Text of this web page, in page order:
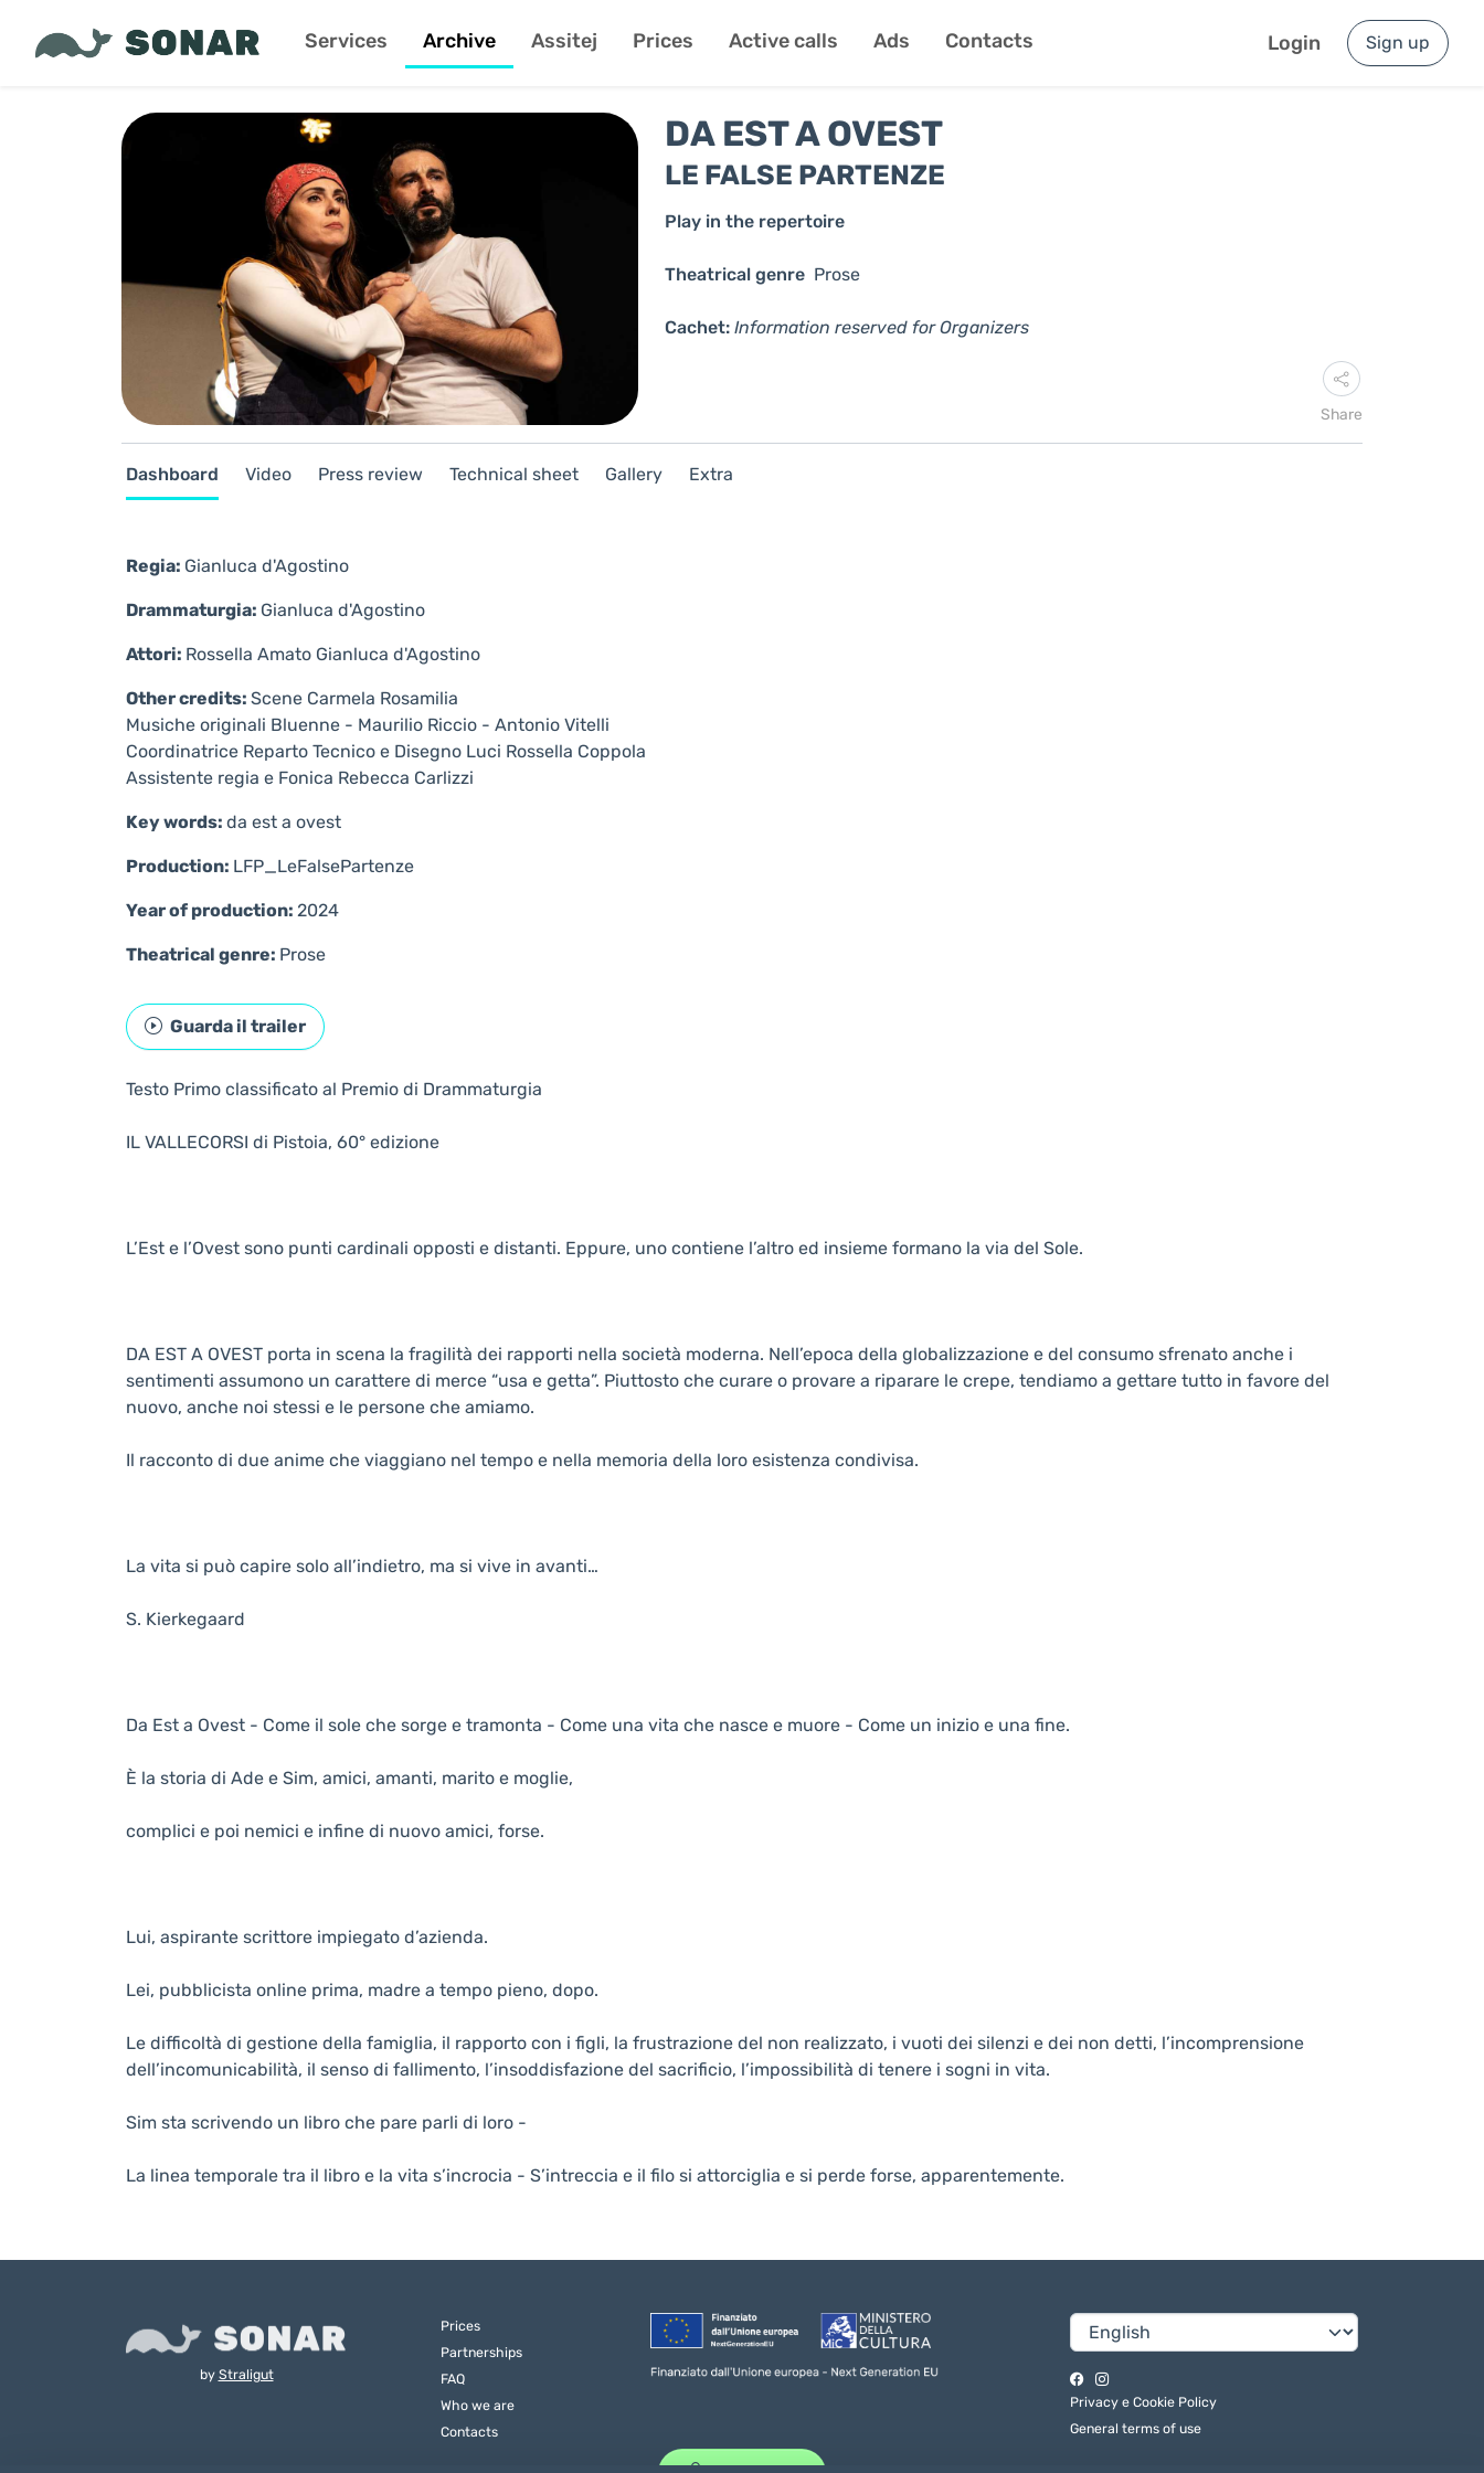
Services Archive Assitej Prices Active calls Ads Contacts Login Sign up
DA EST A OVEST
LE FALSE PARTENZE
Play in the repertoire
Theatrical genre Prose
Cachet: Information reserved for Organizers
Share
Dashboard Video Press review Technical sheet Gallery Extra
Regia: Gianluca d'Agostino
Drammaturgia: Gianluca d'Agostino
Attori: Rossella Amato Gianluca d'Agostino
Other credits: Scene Carmela Rosamilia
Musiche originali Bluenne - Maurilio Riccio - Antonio Vitelli
Coordinatrice Reparto Tecnico e Disegno Luci Rossella Coppola
Assistente regia e Fonica Rebecca Carlizzi
Key words: da est a ovest
Production: LFP_LeFalsePartenze
Year of production: 2024
Theatrical genre: Prose
Guarda il trailer
Testo Primo classificato al Premio di Drammaturgia
IL VALLECORSI di Pistoia, 60° edizione
L’Est e l’Ovest sono punti cardinali opposti e distanti. Eppure, uno contiene l’altro ed insieme formano la via del Sole.
DA EST A OVEST porta in scena la fragilità dei rapporti nella società moderna. Nell’epoca della globalizzazione e del consumo sfrenato anche i
sentimenti assumono un carattere di merce “usa e getta”. Piuttosto che curare o provare a riparare le crepe, tendiamo a gettare tutto in favore del
nuovo, anche noi stessi e le persone che amiamo.
Il racconto di due anime che viaggiano nel tempo e nella memoria della loro esistenza condivisa.
La vita si può capire solo all’indietro, ma si vive in avanti…
S. Kierkegaard
Da Est a Ovest - Come il sole che sorge e tramonta - Come una vita che nasce e muore - Come un inizio e una fine.
È la storia di Ade e Sim, amici, amanti, marito e moglie,
complici e poi nemici e infine di nuovo amici, forse.
Lui, aspirante scrittore impiegato d’azienda.
Lei, pubblicista online prima, madre a tempo pieno, dopo.
Le difficoltà di gestione della famiglia, il rapporto con i figli, la frustrazione del non realizzato, i vuoti dei silenzi e dei non detti, l’incomprensione
dell’incomunicabilità, il senso di fallimento, l’insoddisfazione del sacrificio, l’impossibilità di tenere i sogni in vita.
Sim sta scrivendo un libro che pare parli di loro -
La linea temporale tra il libro e la vita s’incrocia - S’intreccia e il filo si attorciglia e si perde forse, apparentemente.
by Straligut
Prices
Partnerships
FAQ
Who we are
Contacts
Privacy e Cookie Policy
General terms of use